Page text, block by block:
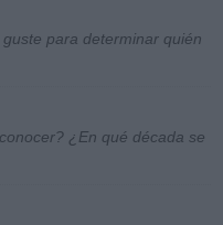
para determinar quién
¿En qué década se